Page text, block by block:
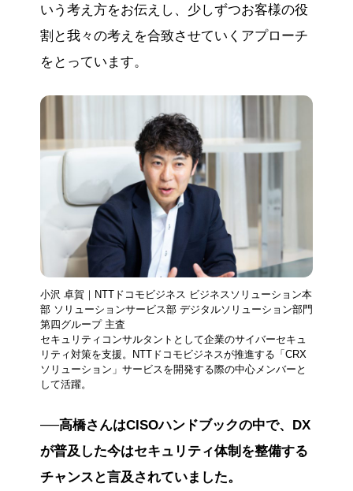
いう考え方をお伝えし、少しずつお客様の役
割と我々の考えを合致させていくアプローチ
をとっています。
小沢 卓賀｜NTTドコモビジネス ビジネスソリューション本
部 ソリューションサービス部 デジタルソリューション部門
第四グループ 主査
セキュリティコンサルタントとして企業のサイバーセキュ
リティ対策を支援。NTTドコモビジネスが推進する「CRX
ソリューション」サービスを開発する際の中心メンバーと
して活躍。
──高橋さんはCISOハンドブックの中で、DX
が普及した今はセキュリティ体制を整備する
チャンスと言及されていました。